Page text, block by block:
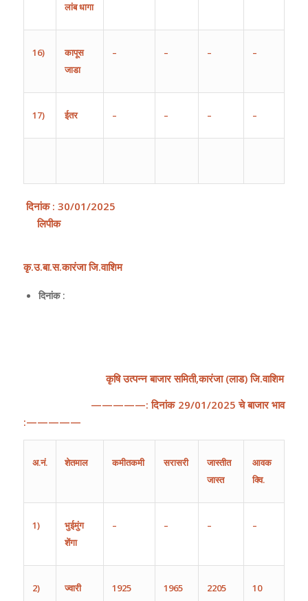
लांबधागा
16)
कापूस
जाडा
– – – –
17) ईतर – – – –
दिनांक : 30/01/2025
लिपीक
कृ.उ.बा.स.कारंजा जि.वाशिम
दिनांक :
कृषि उत्पन्न बाजार समिती,कारंजा(लाड)जि.वाशिम
—————:दिनांक 29/01/2025 चे बाजार भाव
:—————
अ.नं. शेतमाल कमीतकमी सरासरी
जास्तीत
जास्त
आवक
क्वि.
1)
भुईमुंग
शेंगा
– – – –
2) ज्वारी 1925 1965 2205 10